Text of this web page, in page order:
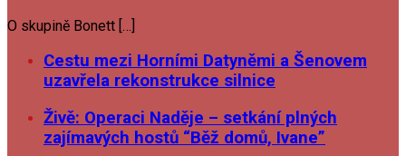
O skupině Bonett […]
Cestu mezi Horními Datyněmi a Šenovem
uzavřela rekonstrukce silnice
Živě: Operaci Naděje – setkání plných
zajímavých hostů “Běž domů, Ivane”